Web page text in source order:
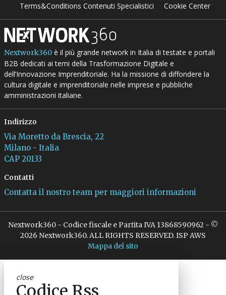
Terms&Conditions Contenuti Specialistici
Cookie Center
Nextwork360è il più grande network in Italia di testate e portali
B2B dedicati ai temi della Trasformazione Digitale e
dell’Innovazione Imprenditoriale. Ha la missione di diffondere la
cultura digitale e imprenditoriale nelle imprese e pubbliche
amministrazioni italiane.
Indirizzo
Via Moretto da Brescia, 22
Milano - Italia
CAP 20133
Contatti
Contatta il nostro team per maggiori informazioni
Nextwork360 - Codice fiscale e Partita IVA 13868590962 - ©
2026 Nextwork360. ALL RIGHTS RESERVED. ISP AWS
Mappa del sito
close
Codice Rss